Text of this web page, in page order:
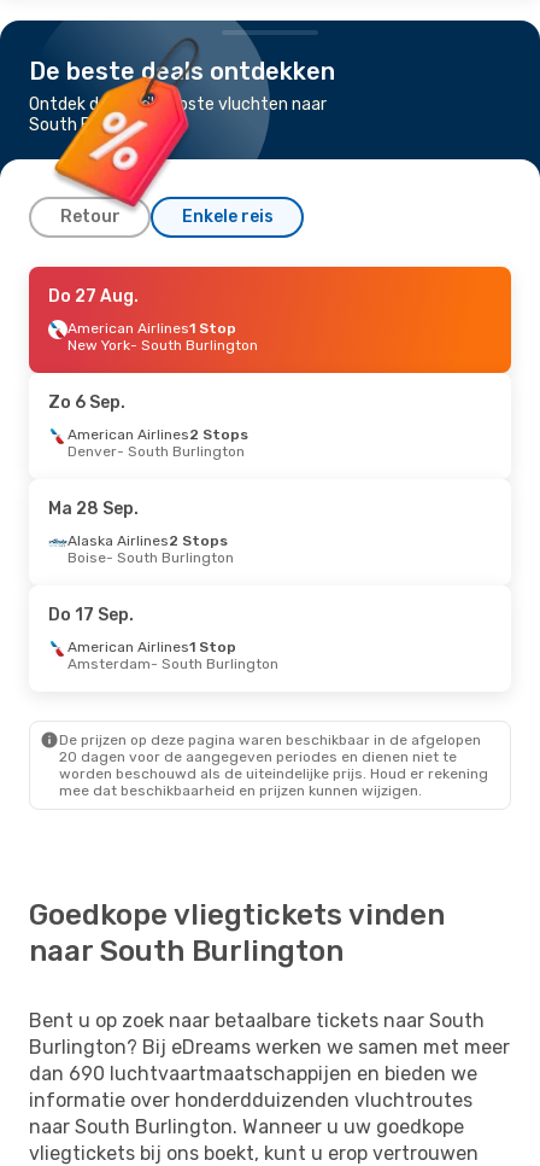
De beste deals ontdekken
Ontdek de goedkoopste vluchten naar
South Burlington
Retour Enkele reis
Za 5 Sep.- Zo 6 Sep.
American Airlines1 Stop
Charlotte- South Burlington
South Burlington- Charlotte
Do 27 Aug.- Zo 30 Aug.
American Airlines
South Burlington
American Airlines
Dublin- South Burlington
American Airlines1 Stop
South Burlington - Dublin
Za 10 Okt.- Zo 18 Okt.
American Airlines 1 Stop
Amsterdam
- South Burlington
American Airlines1 Stop
South Burlington - Amsterdam
Do 27 Aug.
American Airlines1 Stop
New York- South Burlington
Zo 6 Sep.
American Airlines2 Stops
Denver- South Burlington
Ma 28 Sep.
Alaska Airlines2 Stops
Boise- South Burlington
Do 17 Sep.
American Airlines1 Stop
Amsterdam- South Burlington
De prijzen op deze pagina waren beschikbaar in de afgelopen
20 dagen voor de aangegeven periodes en dienen niet te
worden beschouwd als de uiteindelijke prijs. Houd er rekening
mee dat beschikbaarheid en prijzen kunnen wijzigen.
Goedkope vliegtickets vinden
naar South Burlington
Bent u op zoek naar betaalbare tickets naar South
Burlington? Bij eDreams werken we samen met meer
dan 690 luchtvaartmaatschappijen en bieden we
informatie over honderdduizenden vluchtroutes
naar South Burlington. Wanneer u uw goedkope
vliegtickets bij ons boekt, kunt u erop vertrouwen